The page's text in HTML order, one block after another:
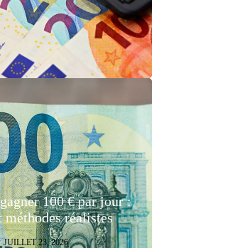
100 € par jour :
méthodes réalistes
JUILLET 23, 2026